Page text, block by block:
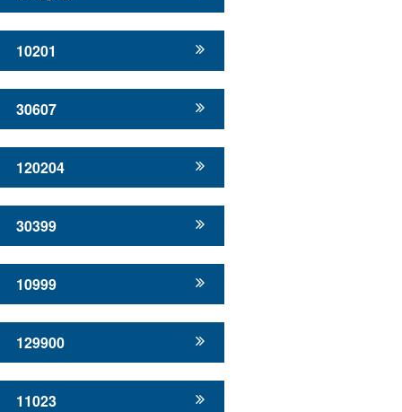
10201
30607
120204
30399
10999
129900
11023